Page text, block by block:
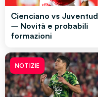
Cienciano vs Juventud
– Novità e probabili
formazioni
NOTIZIE